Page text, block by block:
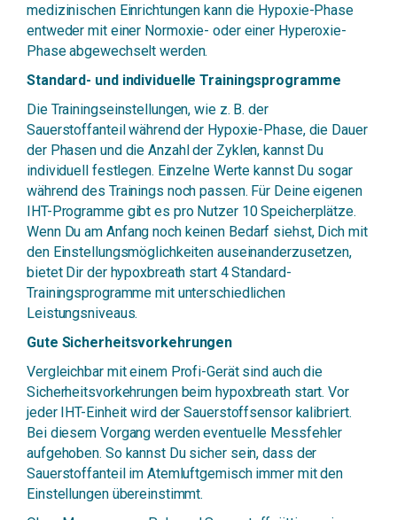
medizinischen Einrichtungen kann die Hypoxie-Phase
entweder mit einer Normoxie- oder einer Hyperoxie-
Phase abgewechselt werden.
Standard- und individuelle Trainingsprogramme
Die Trainingseinstellungen, wie z. B. der
Sauerstoffanteil während der Hypoxie-Phase, die Dauer
der Phasen und die Anzahl der Zyklen, kannst Du
individuell festlegen. Einzelne Werte kannst Du sogar
während des Trainings noch passen. Für Deine eigenen
IHT-Programme gibt es pro Nutzer 10 Speicherplätze.
Wenn Du am Anfang noch keinen Bedarf siehst, Dich mit
den Einstellungsmöglichkeiten auseinanderzusetzen,
bietet Dir der hypoxbreath start 4 Standard-
Trainingsprogramme mit unterschiedlichen
Leistungsniveaus.
Gute Sicherheitsvorkehrungen
Vergleichbar mit einem Profi-Gerät sind auch die
Sicherheitsvorkehrungen beim hypoxbreath start. Vor
jeder IHT-Einheit wird der Sauerstoffsensor kalibriert.
Bei diesem Vorgang werden eventuelle Messfehler
aufgehoben. So kannst Du sicher sein, dass der
Sauerstoffanteil im Atemluftgemisch immer mit den
Einstellungen übereinstimmt.